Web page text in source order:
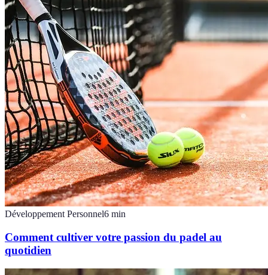
Développement Personnel6 min
Comment cultiver votre passion du padel au
quotidien